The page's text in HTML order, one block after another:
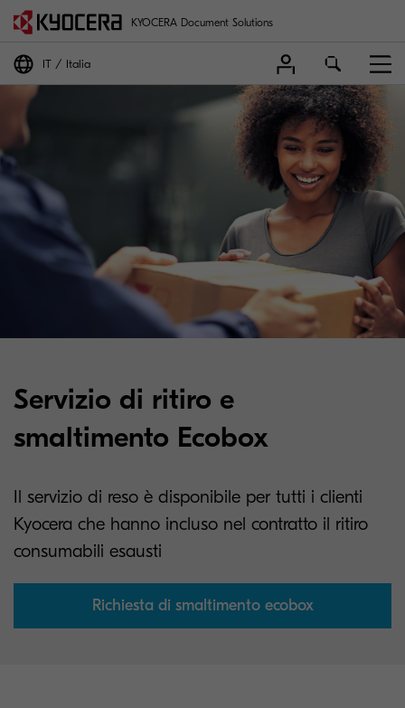
KYOCERA Document Solutions
IT Italia
Servizio di ritiro e
smaltimento Ecobox
Il servizio di reso è disponibile per tutti i clienti
Kyocera che hanno incluso nel contratto il ritiro
consumabili esausti
Richiesta di smaltimento ecobox